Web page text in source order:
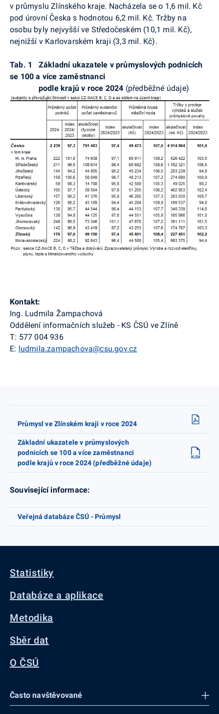
v průmyslu Zlínského kraje. Nacházela se o 1,6 mil. Kč
pod úrovní Česka s hodnotou 6,2 mil. Kč. Tržby na
osobu byly nejvyšší ve Středočeském (10,1 mil. Kč),
nejnižší v Karlovarském kraji (3,3 mil. Kč).
Tab. 1 Základníukazatele v průmyslových podnicích
se 100 a více zaměstnanci
podle krajů v roce 2024 (předběžné údaje)
Kontakt:
Ing. Ludmila Žampachová
Oddělení informačních služeb - KS ČSÚ ve Zlíně
T: 577 004 936
E: ludmila.zampachova@csu.gov.cz
Průmysl ve Zlínském kraji v roce 2024
Základní ukazatele v průmyslových
podnicích se 100 a více zaměstnanci
podle krajů v roce 2024 (předběžné údaje)
Související informace:
Veřejná databáze ČSÚ - Průmysl
Statistiky
Databáze a aplikace
Metodika
Sběr dat
O ČSÚ
Často navštěvované